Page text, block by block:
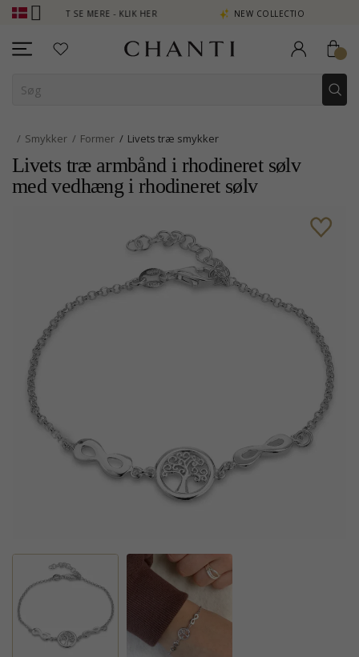
POINT SE MERE - KLIK HER NEW COLLECTION | AURA
Smykker Former Livets træ smykker
Livets træ armbånd i rhodineret sølv
med vedhæng i rhodineret sølv